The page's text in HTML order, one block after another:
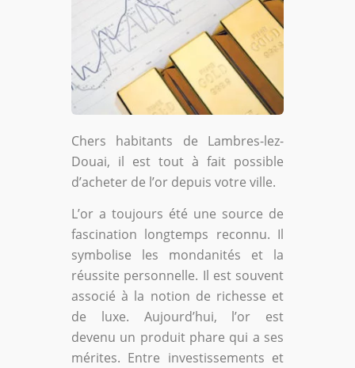
Chers habitants de Lambres-lez-
Douai, il est tout à fait possible
d’acheter de l’or depuis votre ville.
L’or a toujours été une source de
fascination longtemps reconnu. Il
symbolise les mondanités et la
réussite personnelle. Il est souvent
associé à la notion de richesse et
de luxe. Aujourd’hui, l’or est
devenu un produit phare qui a ses
mérites. Entre investissements et